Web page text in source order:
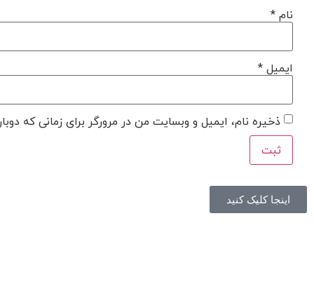
نام*
ایمیل*
ذخیره نام، ایمیل و وبسایت من در مرورگر برای زمانی که
اینجا کلیک کنید